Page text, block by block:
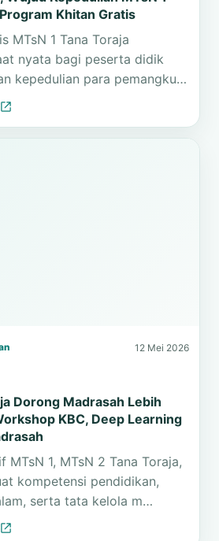
Khitan Gratis
MTsN 1 Tana Toraja
nyata bagi peserta didik
kepedulian para pemangku…
12 Mei 2026
Dorong Madrasah Lebih
KBC, Deep Learning
1, MTsN 2 Tana Toraja,
kompetensi pendidikan,
serta tata kelola m…